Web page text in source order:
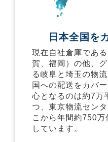
日本全国を
現在自社倉庫であ
賀、福岡）の他、
る岐阜と埼玉の物
国への配送をカバ
心となるのは約7万
つ、東京物流セン
こから年間約750
しています。